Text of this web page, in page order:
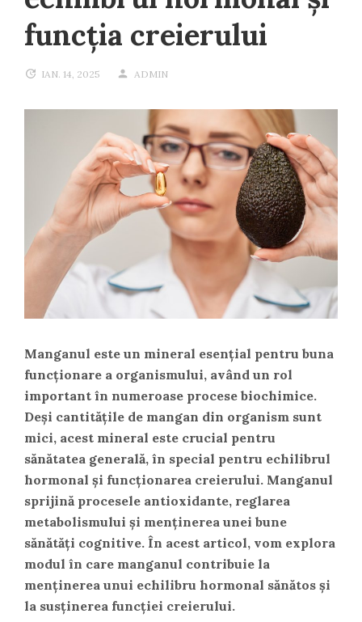
funcția creierului
IAN. 14, 2025 ADMIN
Manganul este un mineral esențial pentru buna
funcționare a organismului, având un rol
important în numeroase procese biochimice.
Deși cantitățile de mangan din organism sunt
mici, acest mineral este crucial pentru
sănătatea generală, în special pentru echilibrul
hormonal și funcționarea creierului. Manganul
sprijină procesele antioxidante, reglarea
metabolismului și menținerea unei bune
sănătăți cognitive. În acest articol, vom explora
modul în care manganul contribuie la
menținerea unui echilibru hormonal sănătos și
la susținerea funcției creierului.